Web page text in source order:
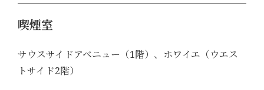
喫煙室
サウスサイドアベニュー（1階）、ホワイエ（ウエス
トサイド2階）